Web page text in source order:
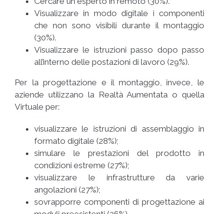
Visualizzare in modo digitale i componenti
che non sono visibili durante il montaggio
(30%).
Visualizzare le istruzioni passo dopo passo
all’interno delle postazioni di lavoro (29%).
Per la progettazione e il montaggio, invece, le
aziende utilizzano la Realtà Aumentata o quella
Virtuale per:
visualizzare le istruzioni di assemblaggio in
formato digitale (28%);
simulare le prestazioni del prodotto in
condizioni estreme (27%);
visualizzare le infrastrutture da varie
angolazioni (27%);
sovrapporre componenti di progettazione ai